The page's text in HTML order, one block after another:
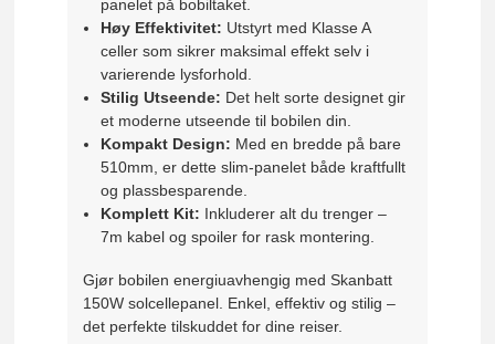
panelet på bobiltaket.
Høy Effektivitet: Utstyrt med Klasse A
celler som sikrer maksimal effekt selv i
varierende lysforhold.
Stilig Utseende: Det helt sorte designet gir
et moderne utseende til bobilen din.
Kompakt Design: Med en bredde på bare
510mm, er dette slim-panelet både kraftfullt
og plassbesparende.
Komplett Kit: Inkluderer alt du trenger –
7m kabel og spoiler for rask montering.
Gjør bobilen energiuavhengig med Skanbatt
150W solcellepanel. Enkel, effektiv og stilig –
det perfekte tilskuddet for dine reiser.